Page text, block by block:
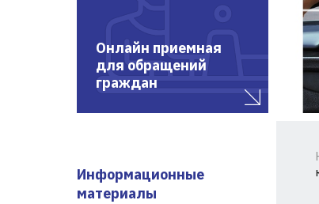
Онлайн приемная
для обращений
граждан
Информационные
материалы